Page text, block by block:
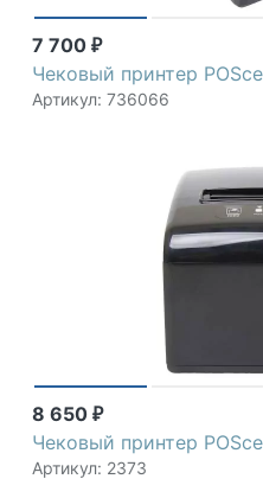
7 700 ₽
Чековый принтер
Артикул: 736066
8 650 ₽
Чековый принтер
Артикул: 2373